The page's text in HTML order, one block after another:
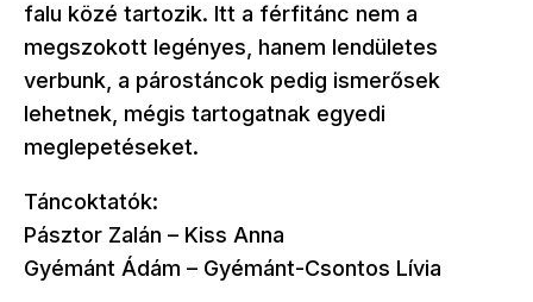
falu közé tartozik. Itt a férfitánc nem a
megszokott legényes, hanem lendületes
verbunk, a párostáncok pedig ismerősek
lehetnek, mégis tartogatnak egyedi
meglepetéseket.
Táncoktatók:
Pásztor Zalán – Kiss Anna
Gyémánt Ádám – Gyémánt-Csontos Lívia